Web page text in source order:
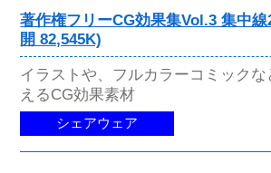
著作権フリーCG効果集Vol.3 集中
開 82,545K)
イラストや、フルカラーコミック
えるCG効果素材
シェアウェア